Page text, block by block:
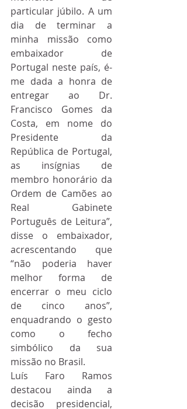
particular júbilo. A um
dia de terminar a
minha missão como
embaixador de
Portugal neste país, é-
me dada a honra de
entregar ao Dr.
Francisco Gomes da
Costa, em nome do
Presidente da
República de Portugal,
as insígnias de
membro honorário da
Ordem de Camões ao
Real Gabinete
Português de Leitura”,
disse o embaixador,
acrescentando que
“não poderia haver
melhor forma de
encerrar o meu ciclo
de cinco anos”,
enquadrando o gesto
como o fecho
simbólico da sua
missão no Brasil.
Luís Faro Ramos
destacou ainda a
decisão presidencial,